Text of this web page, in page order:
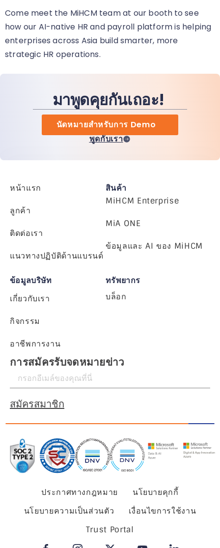
Come meet the MiHCM team at our booth to see
how our AI-native HR and payroll platform is helping
enterprises across Asia build smarter, more
strategic HR operations.
มาพูดคุยกันเถอะ!
นัดหมายสำหรับการ Demo
พูดกับเรา
หน้าแรก
ลูกค้า
ติดต่อเรา
แนวทางปฏิบัติด้านแบรนด์
สินค้า
MiHCM Enterprise
MiA ONE
ข้อมูลและ AI ของ MiHCM
ข้อมูลบริษัท
เกี่ยวกับเรา
กิจกรรม
อาชีพการงาน
ทรัพยากร
บล็อก
การสมัครรับจดหมายข่าว
สมัครสมาชิก
ประกาศทางกฎหมาย
นโยบายคุกกี้
นโยบายความเป็นส่วนตัว
เงื่อนไขการใช้งาน
Trust Portal